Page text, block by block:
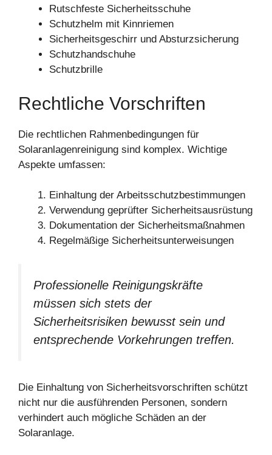
Rutschfeste Sicherheitsschuhe
Schutzhelm mit Kinnriemen
Sicherheitsgeschirr und Absturzsicherung
Schutzhandschuhe
Schutzbrille
Rechtliche Vorschriften
Die rechtlichen Rahmenbedingungen für
Solaranlagenreinigung sind komplex. Wichtige
Aspekte umfassen:
Einhaltung der Arbeitsschutzbestimmungen
Verwendung geprüfter Sicherheitsausrüstung
Dokumentation der Sicherheitsmaßnahmen
Regelmäßige Sicherheitsunterweisungen
Professionelle Reinigungskräfte
müssen sich stets der
Sicherheitsrisiken bewusst sein und
entsprechende Vorkehrungen treffen.
Die Einhaltung von Sicherheitsvorschriften schützt
nicht nur die ausführenden Personen, sondern
verhindert auch mögliche Schäden an der
Solaranlage.